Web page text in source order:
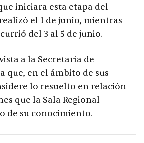
iniciara esta etapa del
el 1 de junio, mientras
del 3 al 5 de junio.
a la Secretaría de
que, en el ámbito de sus
lo resuelto en relación
que la Sala Regional
de su conocimiento.